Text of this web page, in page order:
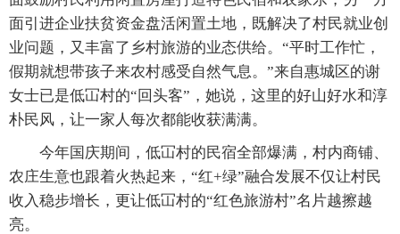
面引进企业扶贫资金盘活闲置土地，既解决了村民就业创
业问题，又丰富了乡村旅游的业态供给。“平时工作忙，
假期就想带孩子来农村感受自然气息。”来自惠城区的谢
女士已是低冚村的“回头客”，她说，这里的好山好水和淳
朴民风，让一家人每次都能收获满满。
今年国庆期间，低冚村的民宿全部爆满，村内商铺、
农庄生意也跟着火热起来，“红+绿”融合发展不仅让村民
收入稳步增长，更让低冚村的“红色旅游村”名片越擦越
亮。